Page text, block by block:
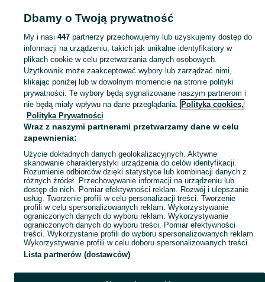
- Świętokrzyskie
Narzędzia ręczne - Sandomierz
KATEGORIA
Zobacz
Mapa kategorii
Mapa miejscowości
Mapa ministron
Popularne wyszukiwania
Dbamy o Twoją prywatność
My i nasi 447partnerzy przechowujemy lub uzyskujemy dostęp do
informacji na urządzeniu, takich jak unikalne identyfikatory w
plikach cookie w celu przetwarzania danych osobowych.
Użytkownik może zaakceptować wybory lub zarządzać nimi,
klikając poniżej lub w dowolnym momencie na stronie polityki
prywatności. Te wybory będą sygnalizowane naszym partnerom i
nie będą miały wpływu na dane przeglądania. Polityka cookies,
Polityka Prywatności
Wraz z naszymi partnerami przetwarzamy dane w celu
zapewnienia:
Użycie dokładnych danych geolokalizacyjnych. Aktywne
skanowanie charakterystyki urządzenia do celów identyfikacji.
Rozumienie odbiorców dzięki statystyce lub kombinacji danych z
różnych źródeł. Przechowywanie informacji na urządzeniu lub
dostęp do nich. Pomiar efektywności reklam. Rozwój i ulepszanie
usług. Tworzenie profili w celu personalizacji treści. Tworzenie
profili w celu spersonalizowanych reklam. Wykorzystywanie
ograniczonych danych do wyboru reklam. Wykorzystywanie
ograniczonych danych do wyboru treści. Pomiar efektywności
treści. Wykorzystanie profili do wyboru spersonalizowanych reklam.
Wykorzystywanie profili w celu doboru spersonalizowanych treści.
Lista partnerów (dostawców)